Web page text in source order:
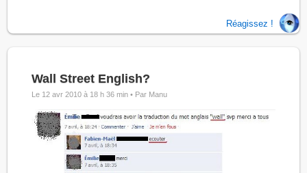
Réagissez !
Wall Street English?
Le 12 avr 2010 à 18 h 36 min • Par Manu